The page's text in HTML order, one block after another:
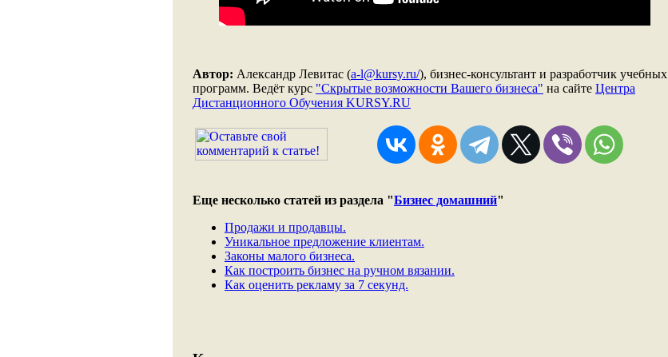
Автор: Александр Левитас (a-l@kursy.ru/), бизнес-консультант и разработчик учебных
программ. Ведёт курс "Скрытые возможности Вашего бизнеса" на сайте Центра
Дистанционного Обучения KURSY.RU
Еще несколько статей из раздела "Бизнес домашний"
Продажи и продавцы.
Уникальное предложение клиентам.
Законы малого бизнеса.
Как построить бизнес на ручном вязании.
Как оценить рекламу за 7 секунд.